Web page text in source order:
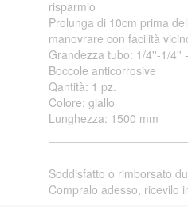
risparmio
Prolunga di 10cm prima
manovrare con facilità
Grandezza tubo: 1/4''-1/4''
Boccole anticorrosive
Qantità: 1 pz.
Colore: giallo
Lunghezza: 1500 mm
Soddisfatto o rimborsato
Compralo adesso, ricevilo